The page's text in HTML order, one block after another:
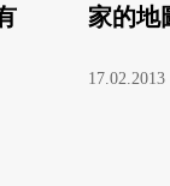
家的地
17.02.2013